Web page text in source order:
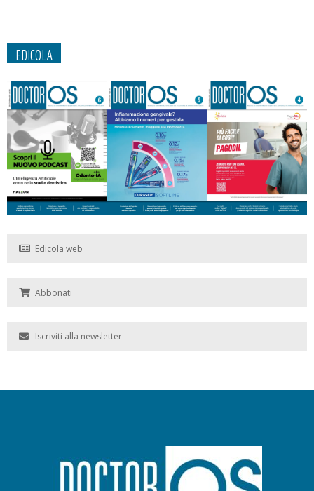
EDICOLA
Edicola web
Abbonati
Iscriviti alla newsletter